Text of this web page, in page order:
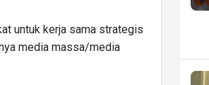
untuk kerja sama strategis
media massa/media